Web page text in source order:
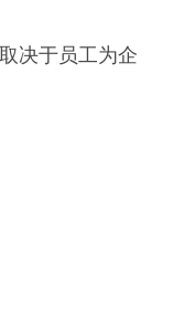
决于员工为企